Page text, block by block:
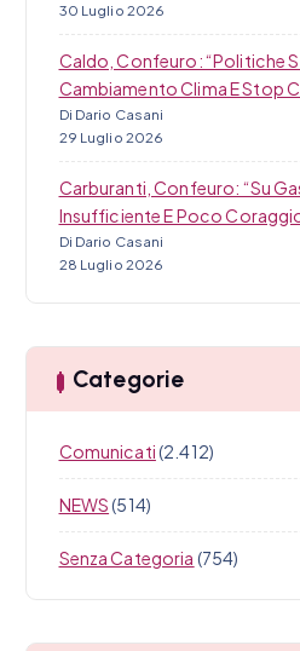
30 Luglio 2026
Caldo, Confeuro: “Politiche
Cambiamento Clima E Stop
Di Dario Casani
29 Luglio 2026
Carburanti, Confeuro: “Su
Insufficiente E Poco
Di Dario Casani
28 Luglio 2026
Categorie
Comunicati(2.412)
NEWS(514)
Senza Categoria (754)